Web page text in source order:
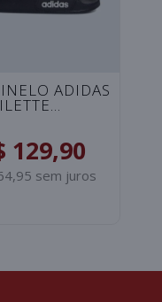
ADIDAS
BRANCO
129,90
sem juros